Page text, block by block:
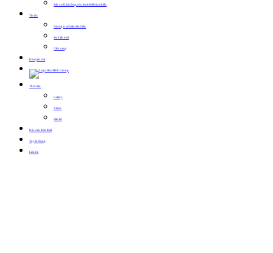
Sản xuất, thi công, cho thuê thiết bị sự kiện
Tin tức
Hội nghị sự kiện tiêu biểu
Sự kiện mới
Cẩm nang
Khuyến mãi
Thư viện
Gallery
Video
Bản tin
Hội viên thân thiết
Tuyển dụng
Liên hệ